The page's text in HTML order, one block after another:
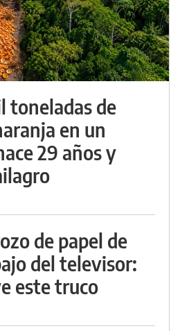
toneladas de
en un
29 años y
de papel de
del televisor:
este truco